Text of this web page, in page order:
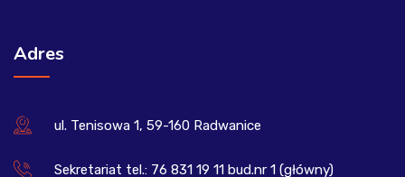
Adres
ul. Tenisowa 1, 59-160 Radwanice
Sekretariat tel.: 76 831 19 11 bud.nr 1 (główny)